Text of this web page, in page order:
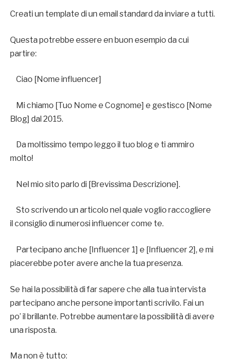
Creati un template di un email standard da inviare a tutti.
Questa potrebbe essere en buon esempio da cui
partire:
Ciao [Nome influencer]
Mi chiamo [Tuo Nome e Cognome] e gestisco [Nome
Blog] dal 2015.
Da moltissimo tempo leggo il tuo blog e ti ammiro
molto!
Nel mio sito parlo di [Brevissima Descrizione].
Sto scrivendo un articolo nel quale voglio raccogliere
il consiglio di numerosi influencer come te.
Partecipano anche [Influencer 1] e [Influencer 2], e mi
piacerebbe poter avere anche la tua presenza.
Se hai la possibilità di far sapere che alla tua intervista
partecipano anche persone importanti scrivilo. Fai un
po’ il brillante. Potrebbe aumentare la possibilità di avere
una risposta.
Ma non è tutto: